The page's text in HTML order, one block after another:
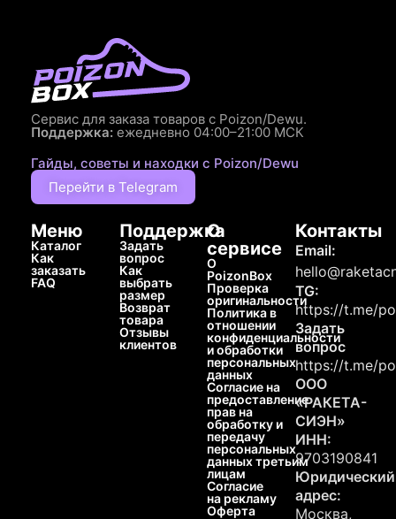
Сервис для заказа товаров с Poizon/Dewu.
Поддержка: ежедневно 04:00–21:00 МСК
Гайды, советы и находки с Poizon/Dewu
Перейти в Telegram
Меню
Каталог
Как
заказать
FAQ
Поддержка
Задать
вопрос
Как
выбрать
размер
Возврат
товара
Отзывы
клиентов
О
сервисе
О
PoizonBox
Проверка
оригинальности
Политика в
отношении
конфиденциальности
и обработки
персональных
данных
Согласие на
предоставление
прав на
обработку и
передачу
персональных
данных третьим
лицам
Согласие
на рекламу
Оферта
Контакты
Email:
TG:
https://t.me/
Задать
вопрос
https://t.me/
ООО
«РАКЕТА-
СИЭН»
ИНН:
9703190841
Юридический
адрес:
Москва,